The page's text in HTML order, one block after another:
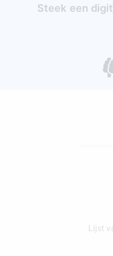
Steek een
Lijst